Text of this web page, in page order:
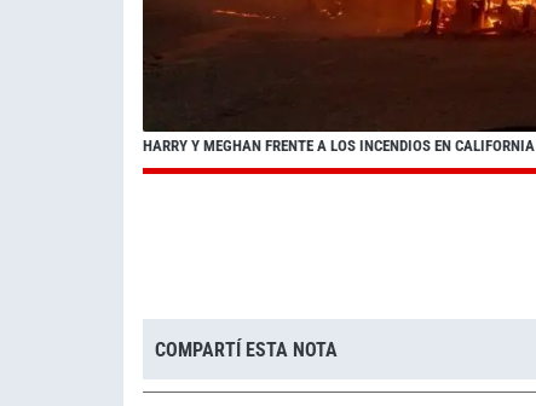
HARRY Y MEGHAN FRENTE A LOS INCENDIOS EN CALIFORNIA
COMPARTÍ ESTA NOTA